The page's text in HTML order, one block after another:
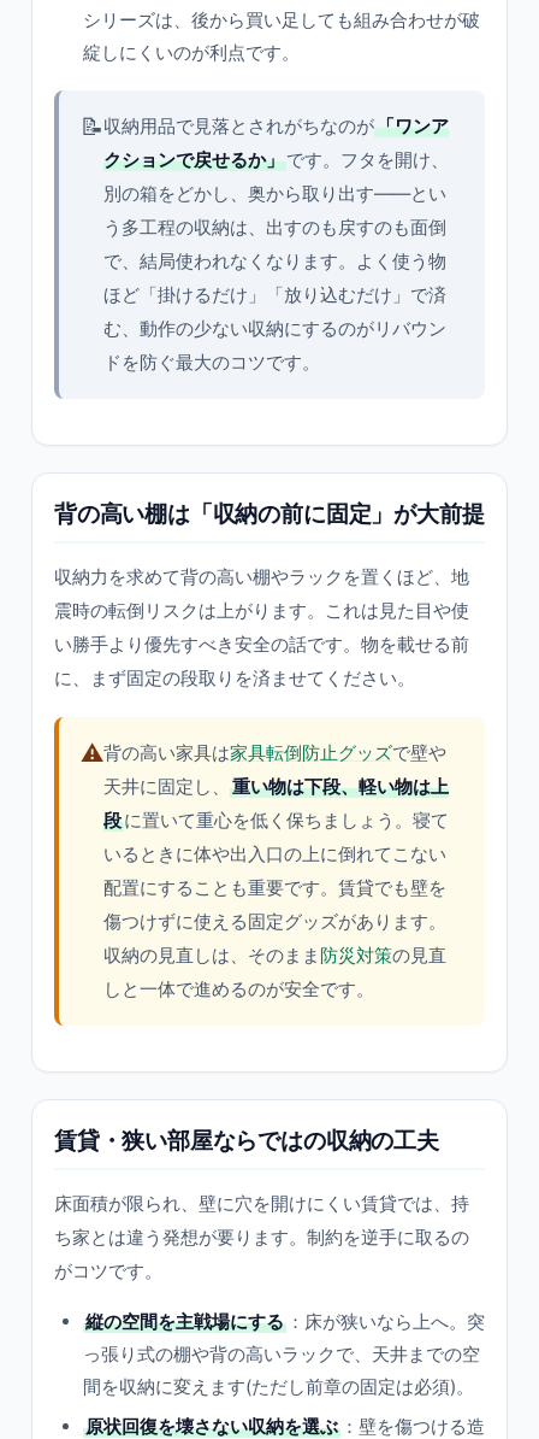
シリーズは、後から買い足しても組み合わせが破
綻しにくいのが利点です。
📝収納用品で見落とされがちなのが「ワンア
クションで戻せるか」です。フタを開け、
別の箱をどかし、奥から取り出す——とい
う多工程の収納は、出すのも戻すのも面倒
で、結局使われなくなります。よく使う物
ほど「掛けるだけ」「放り込むだけ」で済
む、動作の少ない収納にするのがリバウン
ドを防ぐ最大のコツです。
背の高い棚は「収納の前に固定」が大前提
収納力を求めて背の高い棚やラックを置くほど、地
震時の転倒リスクは上がります。これは見た目や使
い勝手より優先すべき安全の話です。物を載せる前
に、まず固定の段取りを済ませてください。
⚠️背の高い家具は家具転倒防止グッズで壁や
天井に固定し、
重い物は下段、軽い物は上
段に置いて重心を低く保ちましょう。寝て
いるときに体や出入口の上に倒れてこない
配置にすることも重要です。賃貸でも壁を
傷つけずに使える固定グッズがあります。
収納の見直しは、そのまま 防災対策の見直
しと一体で進めるのが安全です。
賃貸・狭い部屋ならではの収納の工夫
床面積が限られ、壁に穴を開けにくい賃貸では、持
ち家とは違う発想が要ります。制約を逆手に取るの
がコツです。
縦の空間を主戦場にする ：床が狭いなら上へ。突
っ張り式の棚や背の高いラックで、天井までの空
間を収納に変えます(ただし前章の固定は必須)。
原状回復を壊さない収納を選ぶ ：壁を傷つける造